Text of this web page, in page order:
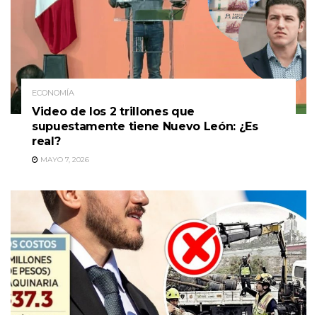
ECONOMÍA
Video de los 2 trillones que
supuestamente tiene Nuevo León: ¿Es
real?
MAYO 7, 2026